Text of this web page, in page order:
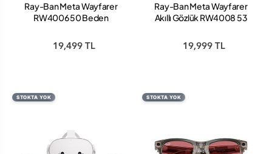
Ray-Ban Meta Wayfarer
RW4006 50 Beden
Clear
19,499 TL
Ray-Ban Meta Wayfarer
Akıllı Gözlük RW4008 53
Siyah G15 Yeşil
19,999 TL
STOKTA YOK STOKTA YOK